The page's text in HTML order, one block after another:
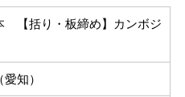
【括り・板締め】カンボジ
知）